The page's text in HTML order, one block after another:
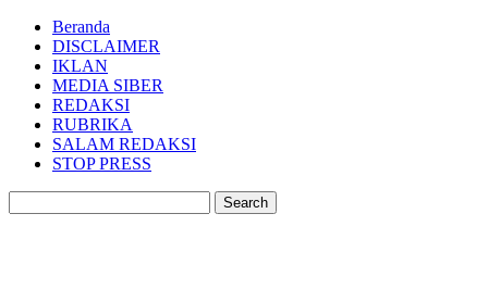
Beranda
DISCLAIMER
IKLAN
MEDIA SIBER
REDAKSI
RUBRIKA
SALAM REDAKSI
STOP PRESS